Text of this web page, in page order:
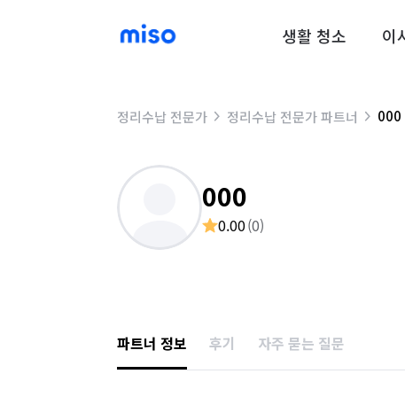
생활 청소 이
정리수납 전문가 정리수납 전문가 파트너 000
000
0.00(0)
파트너 정보 후기 자주 묻는 질문